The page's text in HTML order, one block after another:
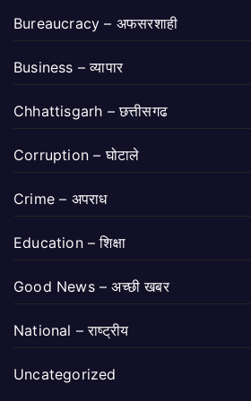
Bureaucracy – अफसरशाही
Business – व्यापार
Chhattisgarh – छत्तीसगढ
Corruption – घोटाले
Crime – अपराध
Education – शिक्षा
Good News – अच्छी खबर
National – राष्ट्रीय
Uncategorized